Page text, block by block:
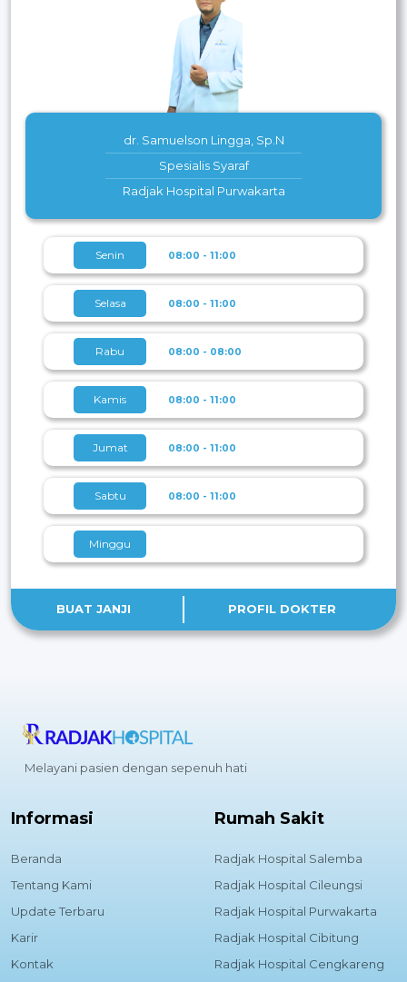
dr. Samuelson Lingga, Sp.N
Spesialis Syaraf
Radjak Hospital Purwakarta
Senin 08:00 - 11:00
Selasa 08:00 - 11:00
Rabu 08:00 - 08:00
Kamis 08:00 - 11:00
Jumat 08:00 - 11:00
Sabtu 08:00 - 11:00
Minggu
BUAT JANJI PROFIL DOKTER
Melayani pasien dengan sepenuh hati
Informasi
Beranda
Tentang Kami
Update Terbaru
Karir
Kontak
Rumah Sakit
Radjak Hospital Salemba
Radjak Hospital Cileungsi
Radjak Hospital Purwakarta
Radjak Hospital Cibitung
Radjak Hospital Cengkareng